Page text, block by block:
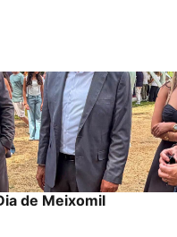
de Meixomil